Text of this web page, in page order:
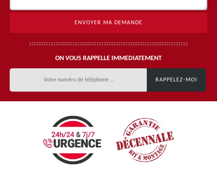
ON VOUS RAPPELLE IMMEDIATEMENT